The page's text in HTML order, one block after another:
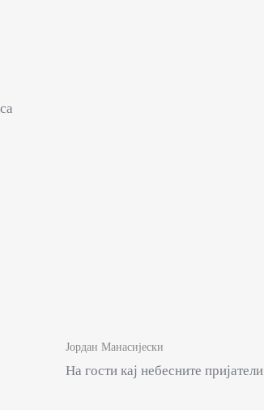
Јордан Манасијески
На гости кај небесните пријатели